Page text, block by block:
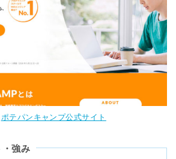
ポテパンキャンプ公式サイト
・強み